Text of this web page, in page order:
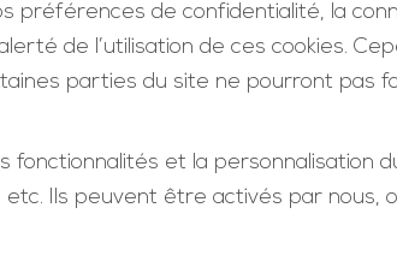
préférences de confidentialité, la
de l’utilisation de ces cookies.
parties du site ne pourront pas
et la personnalisation
etc. Ils peuvent être activés par